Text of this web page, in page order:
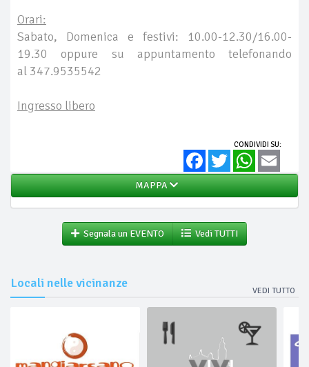
Orari:
Sabato, Domenica e festivi: 10.00-12.30/16.00-
19.30 oppure su appuntamento telefonando
al 347.9535542
Ingresso libero
CONDIVIDI SU:
FacebookTwitter WhatsApp
MAPPA
Segnala un EVENTO Vedi TUTTI
Locali nelle vicinanze
VEDI TUTTO